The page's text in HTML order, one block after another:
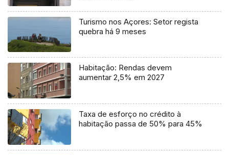
Turismo nos Açores: Setor regista
quebra há 9 meses
Habitação: Rendas devem
aumentar 2,5% em 2027
Taxa de esforço no crédito à
habitação passa de 50% para 45%